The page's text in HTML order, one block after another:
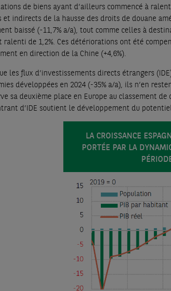
de biens ayant d’ailleurs commencé à
et indirects de la hausse des droits de douane
baissé (-11,7% a/a), tout comme celles à
ralenti de 1,2%. Ces détériorations ont été
en direction de la Chine (+4,6%).
les flux d’investissements directs étrangers
développées en 2024 (-35% a/a), ils n’en
sa deuxième place en Europe au classement
d’IDE soutient le développement du
LA CROISSANCE
PORTÉE PAR LA